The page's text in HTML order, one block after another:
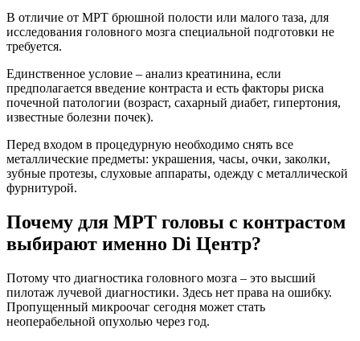
В отличие от МРТ брюшной полости или малого таза, для
исследования головного мозга специальной подготовки не
требуется.
Единственное условие – анализ креатинина, если
предполагается введение контраста и есть факторы риска
почечной патологии (возраст, сахарный диабет, гипертония,
известные болезни почек).
Перед входом в процедурную необходимо снять все
металлические предметы: украшения, часы, очки, заколки,
зубные протезы, слуховые аппараты, одежду с металлической
фурнитурой.
Почему для МРТ головы с контрастом
выбирают именно Di Центр?
Потому что диагностика головного мозга – это высший
пилотаж лучевой диагностики. Здесь нет права на ошибку.
Пропущенный микроочаг сегодня может стать
неоперабельной опухолью через год.